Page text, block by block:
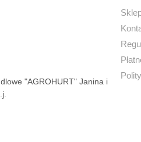
"AGROHURT" Janina i